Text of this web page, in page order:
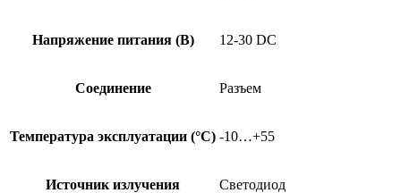
Напряжение питания (В) 12-30 DC
Соединение Разъем
Температура эксплуатации (°C) -10…+55
Источник излучения Светодиод